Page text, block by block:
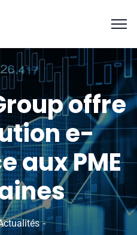
offre
e-
aux PME